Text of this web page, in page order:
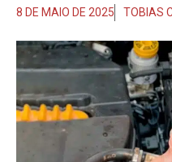
8 DE MAIO DE 2025 TOBIAS